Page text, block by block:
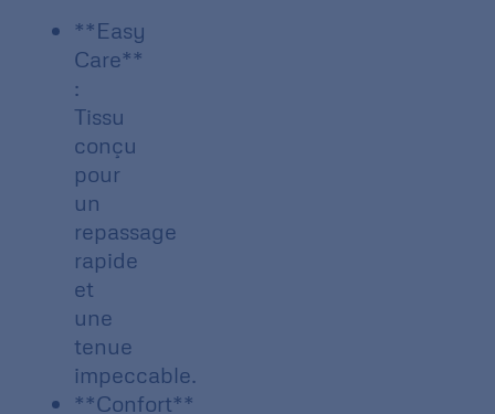
**Easy
Care**
:
Tissu
conçu
pour
un
repassage
rapide
et
une
tenue
impeccable.
**Confort**